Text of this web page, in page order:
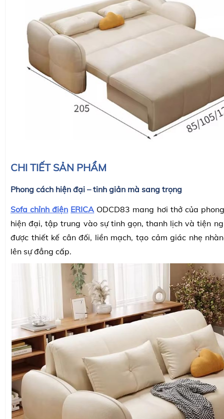
CHI TIẾT SẢN PHẨM
Phong cách hiện đại – tinh giản mà sang trọng
Sofa chỉnh điện ERICA ODCD83 mang hơi thở của
hiện đại, tập trung vào sự tinh gọn, thanh lịch và tiện
được thiết kế cân đối, liền mạch, tạo cảm giác nhẹ
lên sự đẳng cấp.